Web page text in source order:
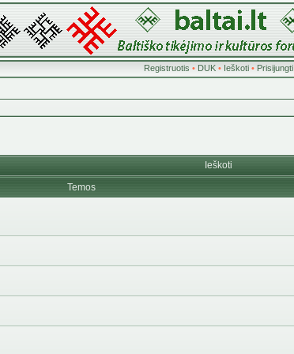
Registruotis • DUK• Ieškoti• Prisijungti
Ieškoti
Temos